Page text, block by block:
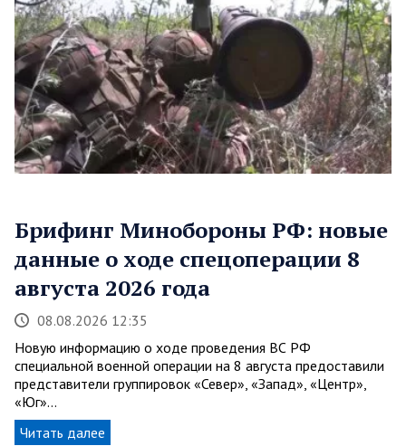
Брифинг Минобороны РФ: новые
данные о ходе спецоперации 8
августа 2026 года
08.08.2026 12:35
Новую информацию о ходе проведения ВС РФ
специальной военной операции на 8 августа предоставили
представители группировок «Север», «Запад», «Центр»,
«Юг»…
Читать далее